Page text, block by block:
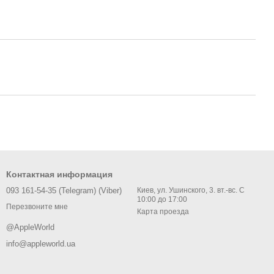
Контактная информация
093 161-54-35 (Telegram) (Viber)
Перезвоните мне
@AppleWorld
info@appleworld.ua
Киев, ул. Ушинского, 3. вт.-вс. С
10:00 до 17:00
Карта проезда